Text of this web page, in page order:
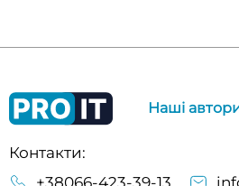
Контакти:
+38066-423-39-13
Наші